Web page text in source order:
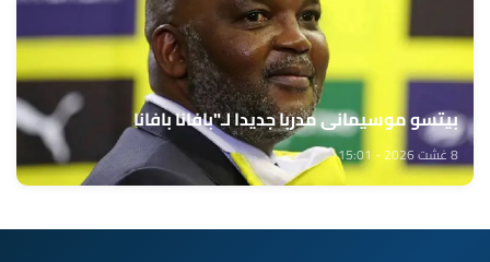
بيتسو موسيماني مدربا جديدا لـ"بافانا بافانا
8 غشت 2026 - 15:01